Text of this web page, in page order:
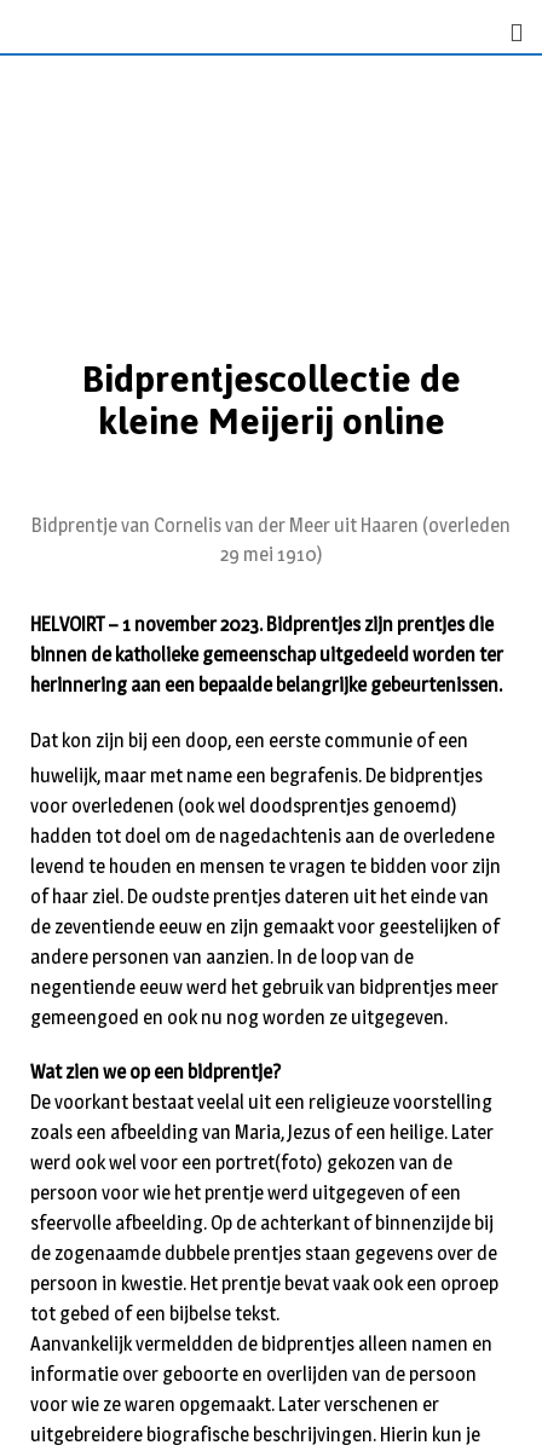
Bidprentjescollectie de
kleine Meijerij online
Bidprentje van Cornelis van der Meer uit Haaren (overleden
29 mei 1910)
HELVOIRT – 1 november 2023. Bidprentjes zijn prentjes die
binnen de katholieke gemeenschap uitgedeeld worden ter
herinnering aan een bepaalde belangrijke gebeurtenissen.
Dat kon zijn bij een doop, een eerste communie of een
huwelijk, maar met name een begrafenis. De bidprentjes
voor overledenen (ook wel doodsprentjes genoemd)
hadden tot doel om de nagedachtenis aan de overledene
levend te houden en mensen te vragen te bidden voor zijn
of haar ziel. De oudste prentjes dateren uit het einde van
de zeventiende eeuw en zijn gemaakt voor geestelijken of
andere personen van aanzien. In de loop van de
negentiende eeuw werd het gebruik van bidprentjes meer
gemeengoed en ook nu nog worden ze uitgegeven.
Wat zien we op een bidprentje?
De voorkant bestaat veelal uit een religieuze voorstelling
zoals een afbeelding van Maria, Jezus of een heilige. Later
werd ook wel voor een portret(foto) gekozen van de
persoon voor wie het prentje werd uitgegeven of een
sfeervolle afbeelding. Op de achterkant of binnenzijde bij
de zogenaamde dubbele prentjes staan gegevens over de
persoon in kwestie. Het prentje bevat vaak ook een oproep
tot gebed of een bijbelse tekst.
Aanvankelijk vermeldden de bidprentjes alleen namen en
informatie over geboorte en overlijden van de persoon
voor wie ze waren opgemaakt. Later verschenen er
uitgebreidere biografische beschrijvingen. Hierin kun je